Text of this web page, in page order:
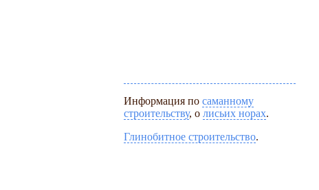
Информация по саманному
строительству, о лисьих норах.
Глинобитное строительство.